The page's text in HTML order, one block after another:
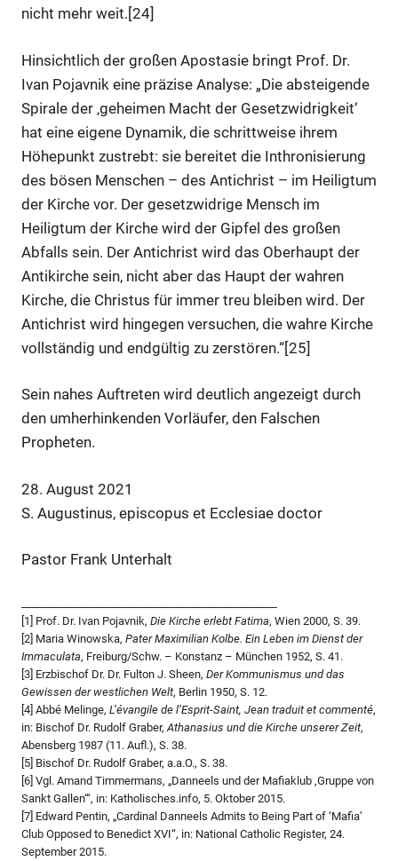
nicht mehr weit.[24]
Hinsichtlich der großen Apostasie bringt Prof. Dr.
Ivan Pojavnik eine präzise Analyse: „Die absteigende
Spirale der ‚geheimen Macht der Gesetzwidrigkeit‘
hat eine eigene Dynamik, die schrittweise ihrem
Höhepunkt zustrebt: sie bereitet die Inthronisierung
des bösen Menschen – des Antichrist – im Heiligtum
der Kirche vor. Der gesetzwidrige Mensch im
Heiligtum der Kirche wird der Gipfel des großen
Abfalls sein. Der Antichrist wird das Oberhaupt der
Antikirche sein, nicht aber das Haupt der wahren
Kirche, die Christus für immer treu bleiben wird. Der
Antichrist wird hingegen versuchen, die wahre Kirche
vollständig und endgültig zu zerstören.“[25]
Sein nahes Auftreten wird deutlich angezeigt durch
den umherhinkenden Vorläufer, den Falschen
Propheten.
28. August 2021
S. Augustinus, episcopus et Ecclesiae doctor
Pastor Frank Unterhalt
[1] Prof. Dr. Ivan Pojavnik, Die Kirche erlebt Fatima, Wien 2000, S. 39.
[2] Maria Winowska, Pater Maximilian Kolbe. Ein Leben im Dienst der
Immaculata, Freiburg/Schw. – Konstanz – München 1952, S. 41.
[3] Erzbischof Dr. Dr. Fulton J. Sheen, Der Kommunismus und das
Gewissen der westlichen Welt, Berlin 1950, S. 12.
[4] Abbé Melinge, L’évangile de l’Esprit-Saint, Jean traduit et commenté,
in: Bischof Dr. Rudolf Graber, Athanasius und die Kirche unserer Zeit,
Abensberg 1987 (11. Aufl.), S. 38.
[5] Bischof Dr. Rudolf Graber, a.a.O., S. 38.
[6] Vgl. Amand Timmermans, „Danneels und der Mafiaklub ‚Gruppe von
Sankt Gallen‘“, in: Katholisches.info, 5. Oktober 2015.
[7] Edward Pentin, „Cardinal Danneels Admits to Being Part of ‘Mafia’
Club Opposed to Benedict XVI“, in: National Catholic Register, 24.
September 2015.